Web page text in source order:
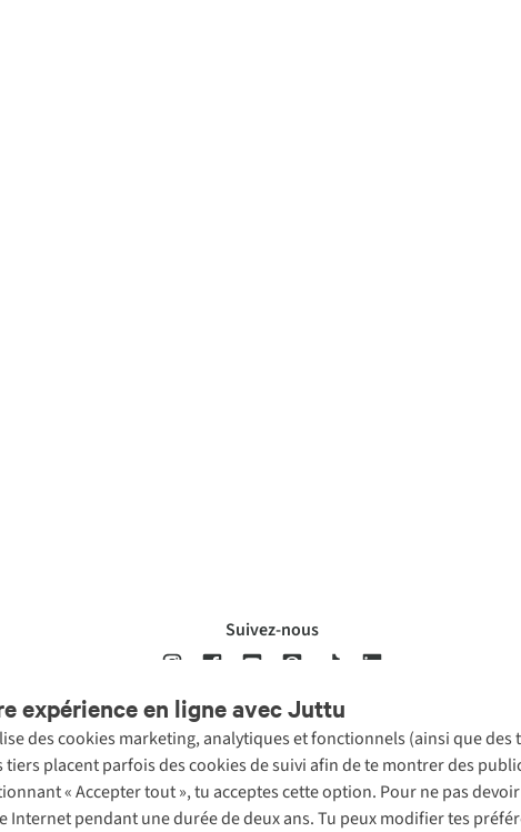
expérience en ligne avec Juttu
des cookies marketing, analytiques et fonctionnels (ainsi que
placent parfois des cookies de suivi afin de te montrer des
« Accepter tout », tu acceptes cette option. Pour ne pas
pendant une durée de deux ans. Tu peux modifier tes
Suivez-nous
légales Politique de confidentialté Conditions générales Cookie